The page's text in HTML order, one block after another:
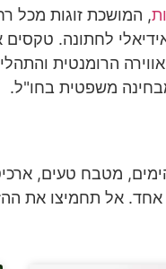
, המושכת זוגות מכל
לחתונה. טקסים
הרומנטית
משפטית בחו"ל.
מטבח טעים,
אל תחמיצו את